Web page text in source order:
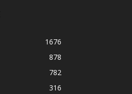
1676
878
782
316